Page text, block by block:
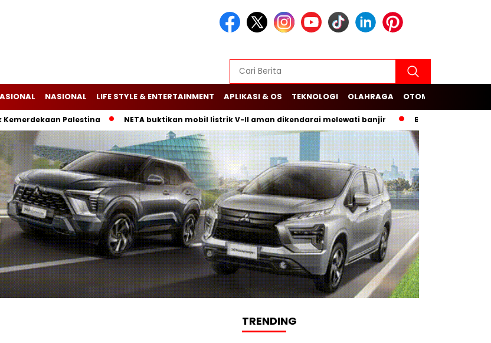
NASIONAL LIFE STYLE & ENTERTAINMENT APLIKASI & OS TEKNOLOGI OLAHRAGA OTOMOTIF
Palestina NETA buktikan mobil listrik V-II aman dikendarai melewati banjir Budi Arie Setiadi dan
TRENDING